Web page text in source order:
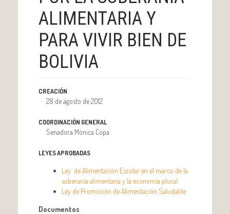
ALIMENTARIA Y
PARA VIVIR BIEN DE
BOLIVIA
CREACIÓN
28 de agosto de 2012
COORDINACIÓN GENERAL
Senadora Mónica Copa
LEYES APROBADAS
Ley de Alimentación Escolar en el marco de la
soberanía alimentaria y la economía plural
Ley de Promoción de Alimentación Saludable
Documentos